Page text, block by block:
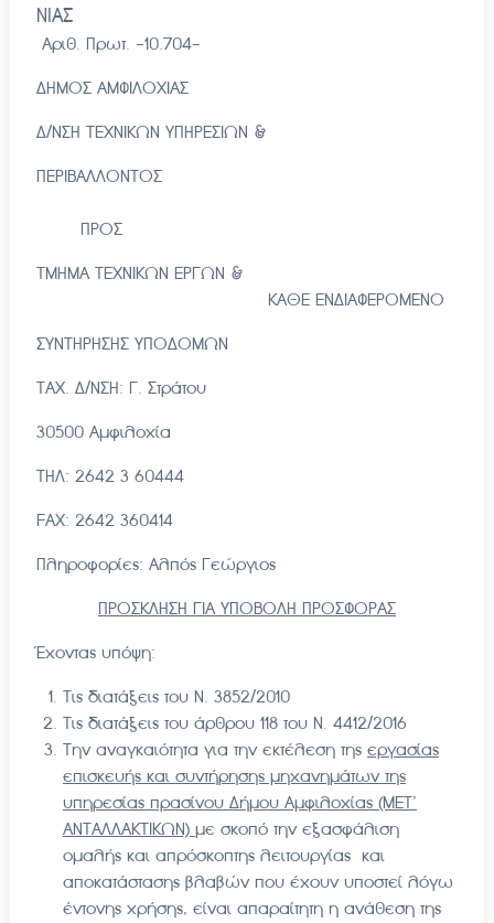
ΝΙΑΣ
Αριθ. Πρωτ. -10.704-
ΔΗΜΟΣ ΑΜΦΙΛΟΧΙΑΣ
Δ/ΝΣΗ ΤΕΧΝΙΚΩΝ ΥΠΗΡΕΣΙΩΝ &
ΠΕΡΙΒΑΛΛΟΝΤΟΣ
ΠΡΟΣ
ΤΜΗΜΑ ΤΕΧΝΙΚΩΝ ΕΡΓΩΝ &
ΚΑΘΕ ΕΝΔΙΑΦΕΡΟΜΕΝΟ
ΣΥΝΤΗΡΗΣΗΣ ΥΠΟΔΟΜΩΝ
ΤΑΧ. Δ/ΝΣΗ: Γ. Στράτου
30500 Αμφιλοχία
ΤΗΛ: 2642 3 60444
FAX: 2642 360414
Πληροφορίες: Αλπός Γεώργιος
ΠΡΟΣΚΛΗΣΗ ΓΙΑ ΥΠΟΒΟΛΗ ΠΡΟΣΦΟΡΑΣ
Έχοντας υπόψη:
Τις διατάξεις του Ν. 3852/2010
Τις διατάξεις του άρθρου 118 του Ν. 4412/2016
Την αναγκαιότητα για την εκτέλεση της εργασίας
επισκευής και συντήρησης μηχανημάτων της
υπηρεσίας πρασίνου Δήμου Αμφιλοχίας (ΜΕΤ’
ΑΝΤΑΛΛΑΚΤΙΚΩΝ) με σκοπό την εξασφάλιση
ομαλής και απρόσκοπτης λειτουργίας και
αποκατάστασης βλαβών που έχουν υποστεί λόγω
έντονης χρήσης, είναι απαραίτητη η ανάθεση της